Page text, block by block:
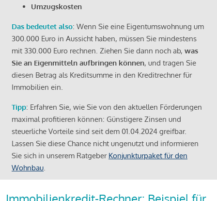
Umzugskosten
Das bedeutet also: Wenn Sie eine Eigentumswohnung um
300.000 Euro in Aussicht haben, müssen Sie mindestens
mit 330.000 Euro rechnen. Ziehen Sie dann noch ab, was
Sie an Eigenmitteln aufbringen können, und tragen Sie
diesen Betrag als Kreditsumme in den Kreditrechner für
Immobilien ein.
Tipp: Erfahren Sie, wie Sie von den aktuellen Förderungen
maximal profitieren können: Günstigere Zinsen und
steuerliche Vorteile sind seit dem 01.04.2024 greifbar.
Lassen Sie diese Chance nicht ungenutzt und informieren
Sie sich in unserem Ratgeber Konjunkturpaket für den
Wohnbau.